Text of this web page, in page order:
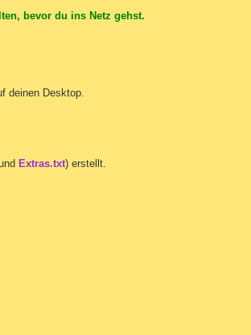
bevor du ins Netz gehst.
deinen Desktop.
Extras.txt) erstellt.